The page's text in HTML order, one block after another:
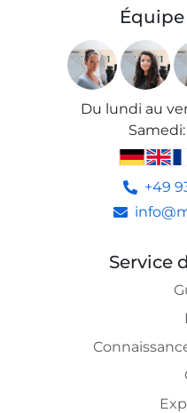
Du lundi au
Samedi:
+49
Service